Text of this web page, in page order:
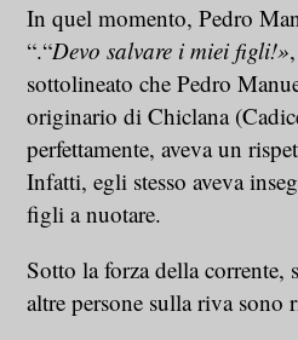
In quel momento, Pedro
“.“Devo salvare i miei figli!»
sottolineato che Pedro
originario di Chiclana
perfettamente, aveva un
Infatti, egli stesso aveva
figli a nuotare.
Sotto la forza della corrente,
altre persone sulla riva sono